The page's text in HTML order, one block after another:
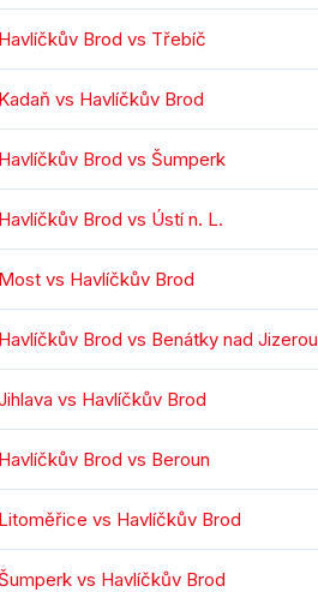
Havlíčkův Brod vs Třebíč
Kadaň vs Havlíčkův Brod
Havlíčkův Brod vs Šumperk
Havlíčkův Brod vs Ústí n. L.
Most vs Havlíčkův Brod
Havlíčkův Brod vs Benátky nad Jizerou
vs Havlíčkův Brod
Havlíčkův Brod vs Beroun
Litoměřice vs Havlíčkův Brod
Šumperk vs Havlíčkův Brod